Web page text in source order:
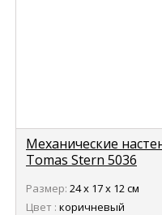
Механические
Tomas Stern 5036
Размер: 24 х 17 х 12 см
Цвет : коричневый